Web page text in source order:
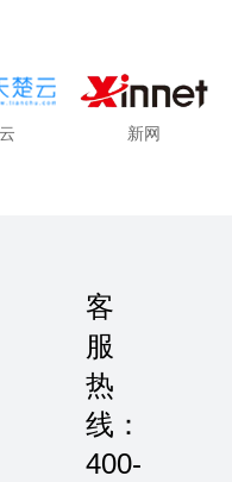
新网
客
服
热
线：
400-